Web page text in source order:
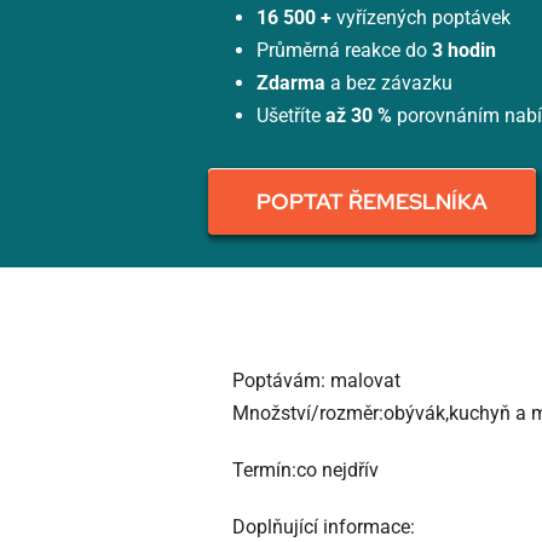
16 500 + vyřízených poptávek
Průměrná reakce do 3 hodin
Zdarma a bez závazku
Ušetříte až 30 %porovnáním
POPTAT ŘEMESLNÍKA
Poptávám: malovat
Množství/rozměr:obývák,kuchyň a
Termín:co nejdřív
Doplňující informace: